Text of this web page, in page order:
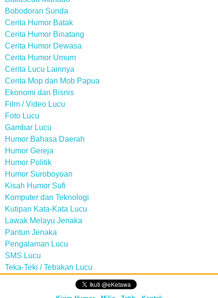
Bobodoran Sunda
Cerita Humor Batak
Cerita Humor Binatang
Cerita Humor Dewasa
Cerita Humor Umum
Cerita Lucu Lainnya
Cerita Mop dan Mob Papua
Ekonomi dan Bisnis
Film / Video Lucu
Foto Lucu
Gambar Lucu
Humor Bahasa Daerah
Humor Gereja
Humor Politik
Humor Suroboyoan
Kisah Humor Sufi
Komputer dan Teknologi
Kutipan Kata-Kata Lucu
Lawak Melayu Jenaka
Pantun Jenaka
Pengalaman Lucu
SMS Lucu
Teka-Teki / Tebakan Lucu